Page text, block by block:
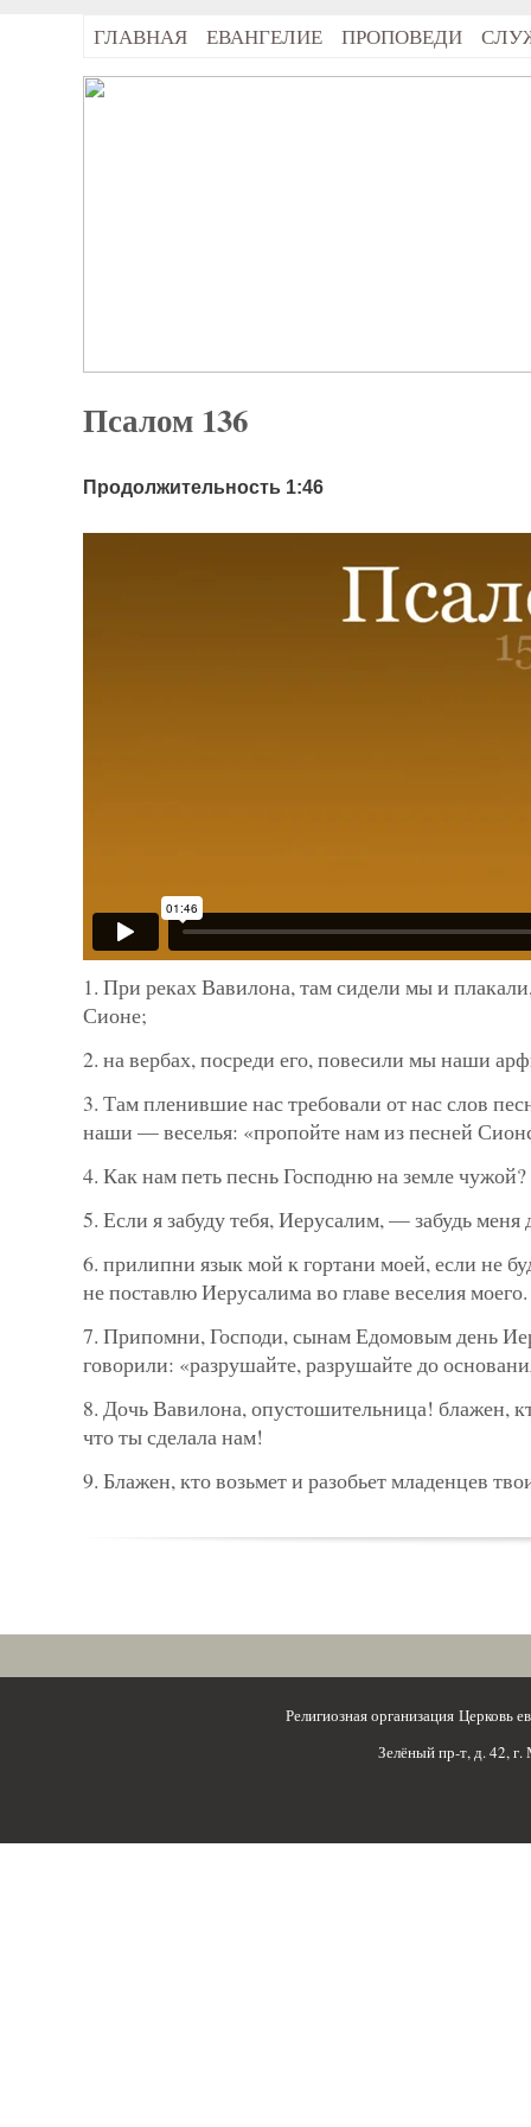
ГЛАВНАЯ ЕВАНГЕЛИЕ ПРОПОВЕДИ
Псалом 136
Продолжительность 1:46
1. При реках Вавилона, там сидели мы и
Сионе;
2. на вербах, посреди его, повесили мы наши
3. Там пленившие нас требовали от нас слов
наши — веселья: «пропойте нам из песней
4. Как нам петь песнь Господню на земле чужой?
5. Если я забуду тебя, Иерусалим, — забудь меня
6. прилипни язык мой к гортани моей, если не
не поставлю Иерусалима во главе веселия моего.
7. Припомни, Господи, сынам Едомовым день
говорили: «разрушайте, разрушайте до
8. Дочь Вавилона, опустошительница! блажен,
что ты сделала нам!
9. Блажен, кто возьмет и разобьет младенцев
Религиозная организация
Зелёный пр-т, д. 42,